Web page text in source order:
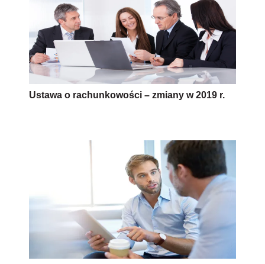
Ustawa o rachunkowości – zmiany w 2019 r.